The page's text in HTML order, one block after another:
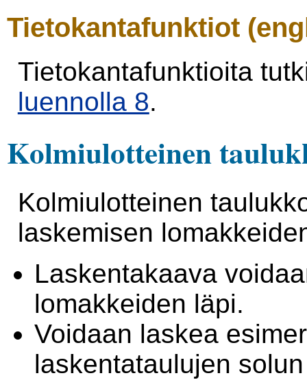
Tietokantafunktiot
Tietokantafunktioita
luennolla 8.
Kolmiulotteinen
Kolmiulotteinen
laskemisen
Laskentakaava
lomakkeiden läpi.
Voidaan laskea
laskentataulujen